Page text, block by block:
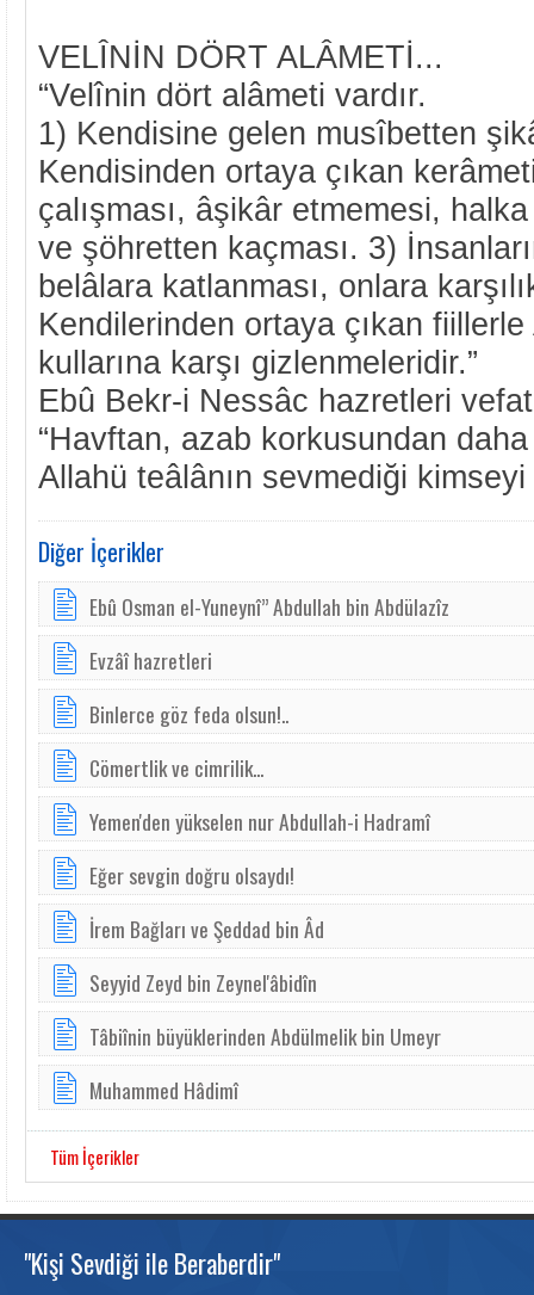
VELÎNİN DÖRT ALÂMETİ...
“Velînin dört alâmeti vardır.
1) Kendisine gelen musîbetten
Kendisinden ortaya çıkan
çalışması, âşikâr etmemesi,
ve şöhretten kaçması. 3)
belâlara katlanması, onlara
Kendilerinden ortaya çıkan fiillerle
kullarına karşı gizlenmeleridir.”
Ebû Bekr-i Nessâc hazretleri
“Havftan, azab korkusundan
Allahü teâlânın sevmediği
Diğer İçerikler
Ebû Osman el-Yuneynî” Abdullah bin Abdülazîz
Evzâî hazretleri
Binlerce göz feda olsun!..
Cömertlik ve cimrilik...
Yemen'den yükselen nur Abdullah-i Hadramî
Eğer sevgin doğru olsaydı!
İrem Bağları ve Şeddad bin Âd
Seyyid Zeyd bin Zeynel'âbidîn
Tâbiînin büyüklerinden Abdülmelik bin Umeyr
Muhammed Hâdimî
Tüm İçerikler
"Kişi Sevdiği ile Beraberdir"